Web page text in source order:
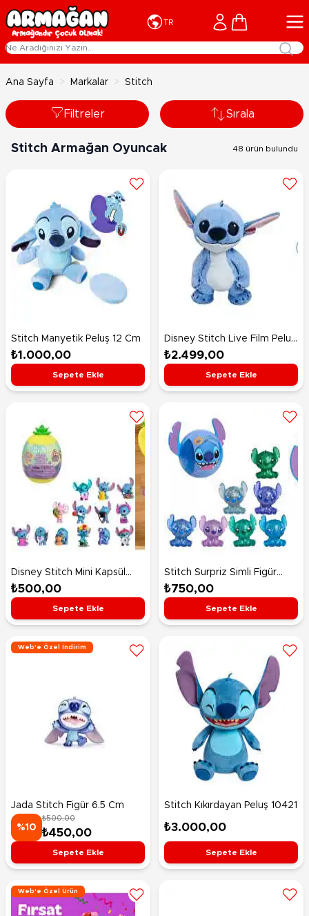
İçeriğe geç
TR Cart
Ana Sayfa > Markalar > Stitch
Filtreler Sırala
Stitch Armağan Oyuncak 48 ürün bulundu
Stitch Manyetik Peluş 12 Cm
₺1.000,00
Sepete Ekle
Disney Stitch Live Film Peluş
41 Cm
₺2.499,00
Sepete Ekle
Disney Stitch Mini Kapsül
Figürler Sürpriz Paket 46334
₺500,00
Sepete Ekle
Stitch Surpriz Simli Figür
46416
₺750,00
Sepete Ekle
Web'e Özel İndirim
Jada Stitch Figür 6.5 Cm
%10
₺500,00
₺450,00
Sepete Ekle
Stitch Kıkırdayan Peluş 10421
₺3.000,00
Sepete Ekle
Web'e Özel Ürün